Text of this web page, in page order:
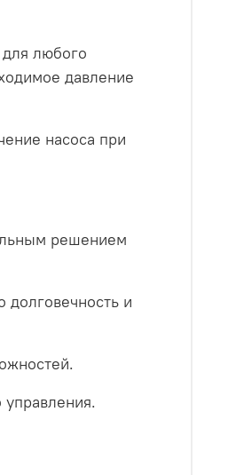
любого
давление
насоса при
решением
и
управления.